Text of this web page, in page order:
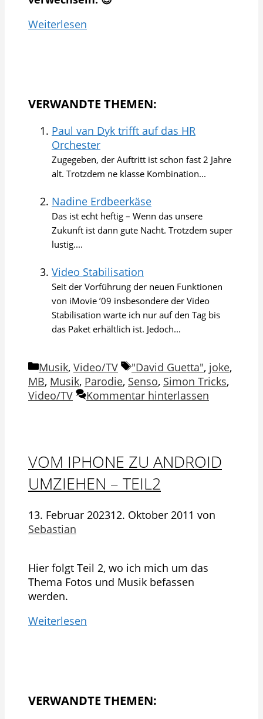
Weiterlesen
VERWANDTE THEMEN:
Paul van Dyk trifft auf das HR
Orchester
Zugegeben, der Auftritt ist schon fast 2 Jahre
alt. Trotzdem ne klasse Kombination...
Nadine Erdbeerkäse
Das ist echt heftig – Wenn das unsere
Zukunft ist dann gute Nacht. Trotzdem super
lustig....
Video Stabilisation
Seit der Vorführung der neuen Funktionen
von iMovie ’09 insbesondere der Video
Stabilisation warte ich nur auf den Tag bis
das Paket erhältlich ist. Jedoch...
Kategorien
Musik, Video/TV Schlagwörter
"David Guetta", joke,
MB, Musik, Parodie, Senso, Simon Tricks,
Video/TV
Kommentar hinterlassen
VOM IPHONE ZU ANDROID
UMZIEHEN – TEIL2
13. Februar 202312. Oktober 2011 von
Sebastian
Hier folgt Teil 2, wo ich mich um das
Thema Fotos und Musik befassen
werden.
Weiterlesen
VERWANDTE THEMEN: